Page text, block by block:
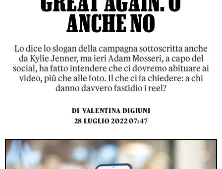
ANCHE NO
Lo dice lo slogan della campagna sottoscritta anche
da Kylie Jenner, ma ieri Adam Mosseri, a capo del
social, ha fatto intendere che ci dovremo abituare ai
video, più che alle foto. Il che ci fa chiedere: a chi
danno davvero fastidio i reel?
DI VALENTINA DIGIUNI
28 LUGLIO 2022 07:47